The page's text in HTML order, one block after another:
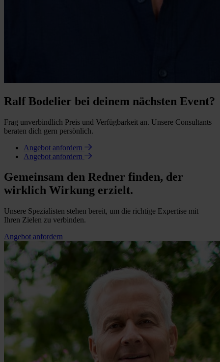
Ralf Bodelier bei deinem nächsten Event?
Frag unverbindlich Preis und Verfügbarkeit an. Unsere Consultants
beraten dich gern persönlich.
Angebot anfordern
Angebot anfordern
Gemeinsam den Redner finden, der
wirklich Wirkung erzielt.
Unsere Spezialisten stehen bereit, um die richtige Expertise mit
Ihren Zielen zu verbinden.
Angebot anfordern